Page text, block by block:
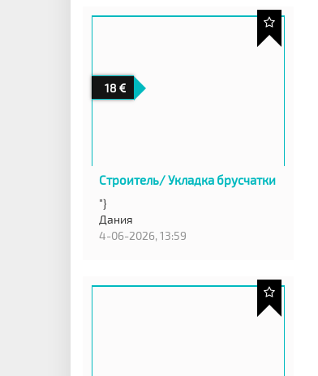
18
Строитель/ Укладка брусчатки
"}
Дания
4-06-2026, 13:59